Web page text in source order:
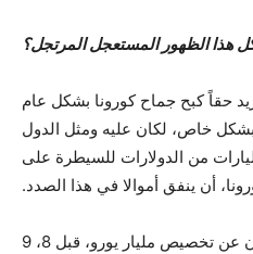
هذا الظهور المستعجل المرتجل؟
حقاً كبح جماح كورونا بشكل عام
خاص، لكان عليه ومثل الدول
من الدولارات للسيطرة على
أن ينفق أموالا في هذا الصدد.
لكن عمله الوحيد كان الإعلان عن تخصيص مليار يورو، قبل 8، 9